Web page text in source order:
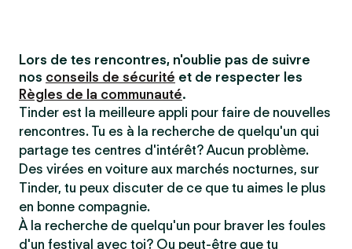
Lors de tes rencontres, n'oublie pas de suivre
nos conseils de sécurité et de respecter les
Règles de la communauté.
Tinder est la meilleure appli pour faire de nouvelles
rencontres. Tu es à la recherche de quelqu'un qui
partage tes centres d'intérêt? Aucun problème.
Des virées en voiture aux marchés nocturnes, sur
Tinder, tu peux discuter de ce que tu aimes le plus
en bonne compagnie.
À la recherche de quelqu'un pour braver les foules
d'un festival avec toi? Ou peut-être que tu